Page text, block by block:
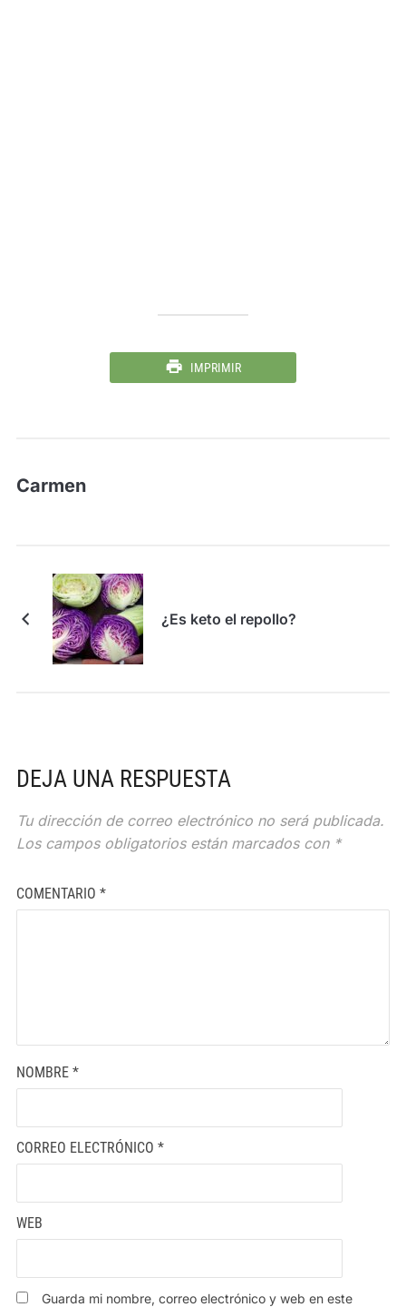
IMPRIMIR
Carmen
¿Es keto el repollo?
DEJA UNA RESPUESTA
Tu dirección de correo electrónico no será publicada.
Los campos obligatorios están marcados con *
COMENTARIO *
NOMBRE *
CORREO ELECTRÓNICO *
WEB
Guarda mi nombre, correo electrónico y web en este